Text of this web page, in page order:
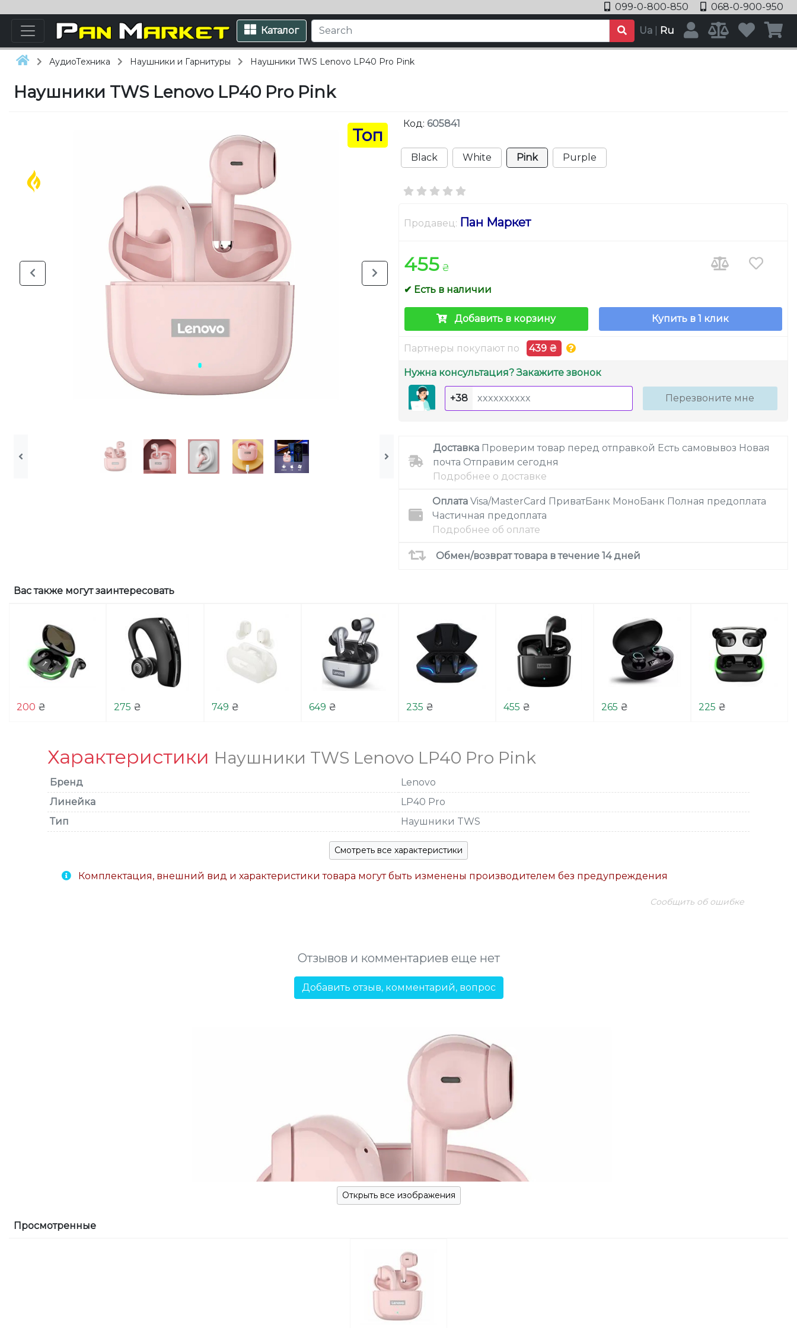
099-0-800-850 068-0-900-950
Каталог Ua Ru
АудиоТехника Наушники и Гарнитуры Наушники TWS Lenovo LP40 Pro Pink
Наушники TWS Lenovo LP40 Pro Pink
Топ
Код: 605841
Black White Pink Purple
Продавец: Пан Маркет
455 ₴
✔ Есть в наличии
Добавить в корзину Купить в 1 клик
Партнеры покупают по 439 ₴
Нужна консультация? Закажите звонок
+38 Перезвоните мне
Доставка Проверим товар перед отправкой Есть самовывоз Новая
почта Отправим сегодня
Подробнее о доставке
Оплата Visa/MasterCard ПриватБанк МоноБанк Полная предоплата
Частичная предоплата
Подробнее об оплате
Обмен/возврат товара в течение 14 дней
Вас также могут заинтересовать
200 ₴ 275 ₴ 749 ₴ 649 ₴ 235 ₴ 455 ₴ 265 ₴ 225 ₴
Характеристики Наушники TWS Lenovo LP40 Pro Pink
Бренд
Lenovo
Линейка
LP40 Pro
Тип
Наушники TWS
Смотреть все характеристики
Комплектация, внешний вид и характеристики товара могут быть изменены производителем без предупреждения
Сообщить об ошибке
Отзывов и комментариев еще нет
Добавить отзыв, комментарий, вопрос
Открыть все изображения
Просмотренные